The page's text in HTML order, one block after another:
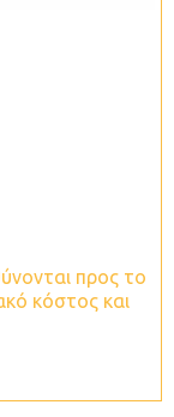
προς το
κόστος και